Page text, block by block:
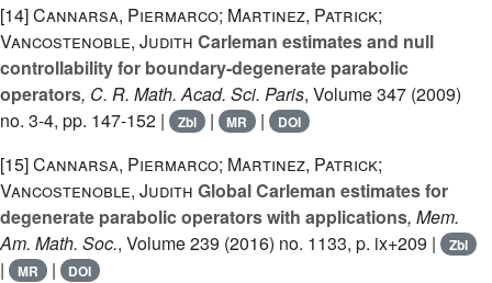
[14]Cannarsa, Piermarco; Martinez, Patrick;
Vancostenoble, Judith Carleman estimates and null
controllability for boundary-degenerate parabolic
operators, C. R. Math. Acad. Sci. Paris, Volume 347 (2009)
no. 3-4, pp. 147-152 |
Zbl | MR | DOI
[15]Cannarsa, Piermarco; Martinez, Patrick;
Vancostenoble, Judith Global Carleman estimates for
degenerate parabolic operators with applications, Mem.
Am. Math. Soc., Volume 239 (2016) no. 1133, p. ix+209 | Zbl
| MR | DOI